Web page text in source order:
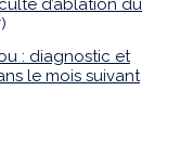
d’ablation du
: diagnostic et
le mois suivant